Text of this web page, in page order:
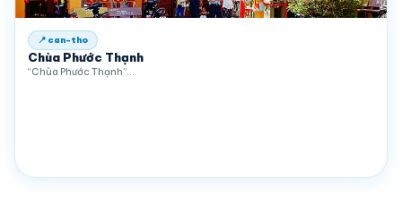
📍 can-tho
Chùa Phước Thạnh
“Chùa Phước Thạnh”…